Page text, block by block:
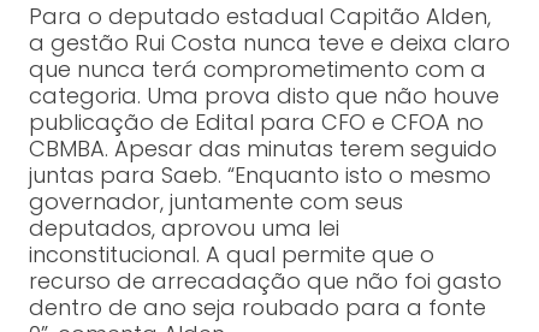
Para o deputado estadual Capitão Alden,
a gestão Rui Costa nunca teve e deixa claro
que nunca terá comprometimento com a
categoria. Uma prova disto que não houve
publicação de Edital para CFO e CFOA no
CBMBA. Apesar das minutas terem seguido
juntas para Saeb. “Enquanto isto o mesmo
governador, juntamente com seus
deputados, aprovou uma lei
inconstitucional. A qual permite que o
recurso de arrecadação que não foi gasto
dentro de ano seja roubado para a fonte